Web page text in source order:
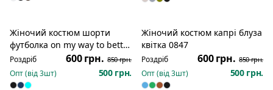
Розпродаж
Жіночий костюм шорти
футболка on my way to better
days 516
Роздріб 600 грн. 850 грн.
Опт (від3шт) 500 грн.
Розпродаж
Жіночий костюм капрі блуза
квітка 0847
Роздріб 600 грн. 850 грн.
Опт (від3шт) 500 грн.